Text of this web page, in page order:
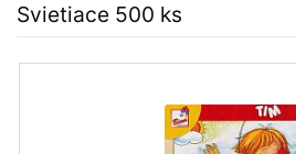
Svietiace 500 ks